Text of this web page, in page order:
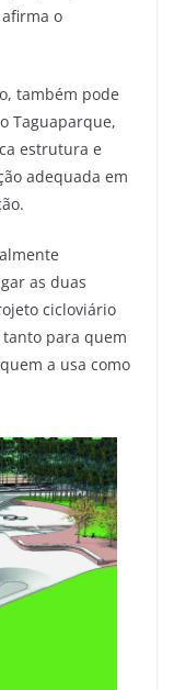
o
também pode
Taguaparque,
estrutura e
adequada em
as duas
cicloviário
para quem
a usa como